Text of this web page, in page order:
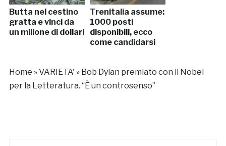
Butta nel cestino
gratta e vinci da
un milione di dollari
Trenitalia assume:
1000 posti
disponibili, ecco
come candidarsi
Home »VARIETA' » Bob Dylan premiato con il Nobel
per la Letteratura. “È un controsenso”